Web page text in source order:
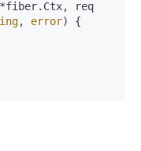
req
, error) {